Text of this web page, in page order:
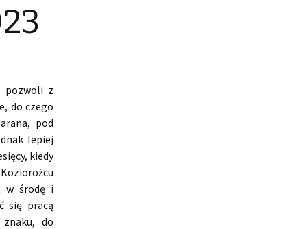
pozwoli z
do czego
pod
lepiej
kiedy
w środę i
się pracą
znaku, do